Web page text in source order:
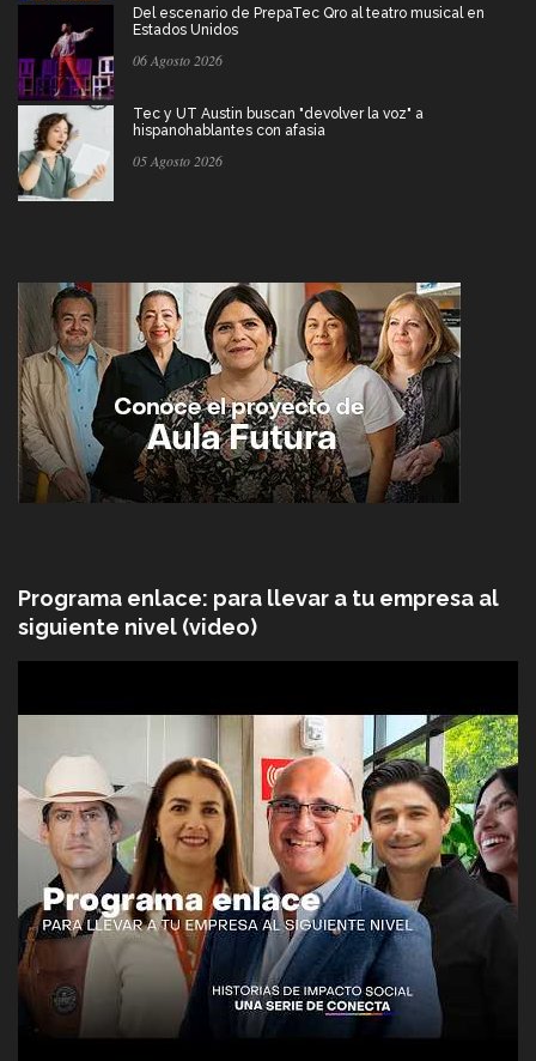
Del escenario de PrepaTec Qro al teatro musical en
Estados Unidos
06 Agosto 2026
Tec y UT Austin buscan "devolver la voz" a
hispanohablantes con afasia
05 Agosto 2026
Programa enlace: para llevar a tu empresa al
siguiente nivel (video)